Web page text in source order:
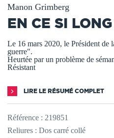
Manon Grimberg
EN CE SI
Le 16 mars 2020, le Président de
guerre".
Heurtée par un problème de
Résistant
LIRE LE RÉSUMÉ COMPLET
Référence : 219851
Reliures : Dos carré collé